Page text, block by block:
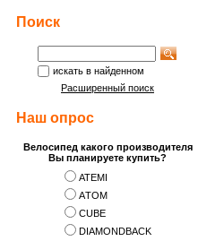
Поиск
искать в найденном
Расширенный поиск
Наш опрос
Велосипед какого производителя
Вы планируете купить?
ATEMI
АTOM
CUBE
DIAMONDBACK